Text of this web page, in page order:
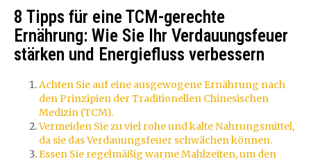
8 Tipps für eine TCM-gerechte
Ernährung: Wie Sie Ihr Verdauungsfeuer
stärken und Energiefluss verbessern
Achten Sie auf eine ausgewogene Ernährung nach
den Prinzipien der Traditionellen Chinesischen
Medizin (TCM).
Vermeiden Sie zu viel rohe und kalte Nahrungsmittel,
da sie das Verdauungsfeuer schwächen können.
Essen Sie regelmäßig warme Mahlzeiten, um den